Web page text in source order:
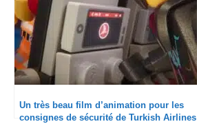
Un très beau film d’animation pour les
consignes de sécurité de Turkish Airlines